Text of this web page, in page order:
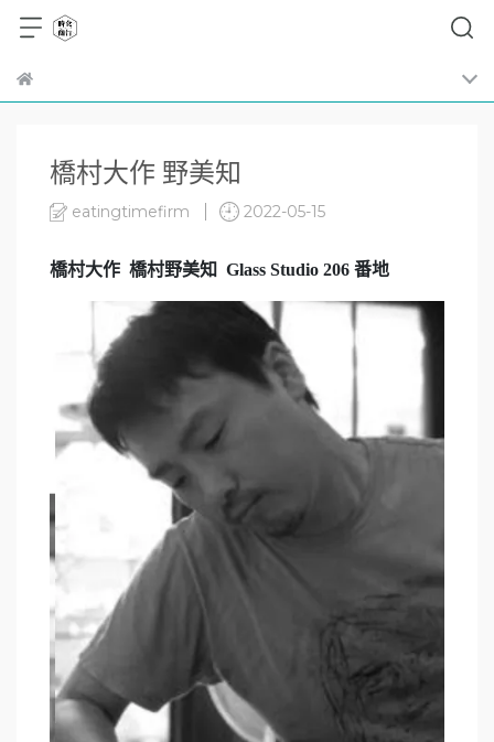
橋村大作 野美知
eatingtimefirm 2022-05-15
橋村大作 橋村野美知 Glass Studio 206 番地